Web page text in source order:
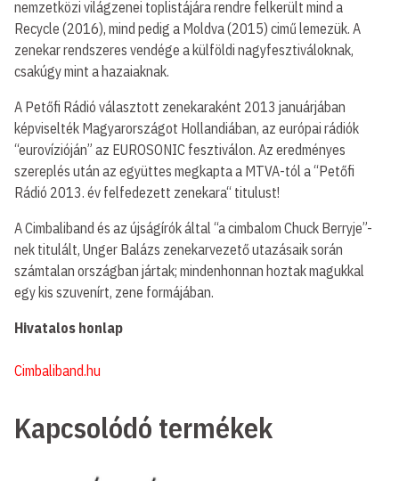
nemzetközi világzenei toplistájára rendre felkerült mind a
Recycle (2016), mind pedig a Moldva (2015) cimű lemezük. A
zenekar rendszeres vendége a külföldi nagyfesztiváloknak,
csakúgy mint a hazaiaknak.
A Petőfi Rádió választott zenekaraként 2013 januárjában
képviselték Magyarországot Hollandiában, az európai rádiók
“eurovízióján” az EUROSONIC fesztiválon. Az eredményes
szereplés után az együttes megkapta a MTVA-tól a “Petőfi
Rádió 2013. év felfedezett zenekara“ titulust!
A Cimbaliband és az újságírók által “a cimbalom Chuck Berryje”-
nek titulált, Unger Balázs zenekarvezető utazásaik során
számtalan országban jártak; mindenhonnan hoztak magukkal
egy kis szuvenírt, zene formájában.
Hivatalos honlap
Cimbaliband.hu
Kapcsolódó termékek